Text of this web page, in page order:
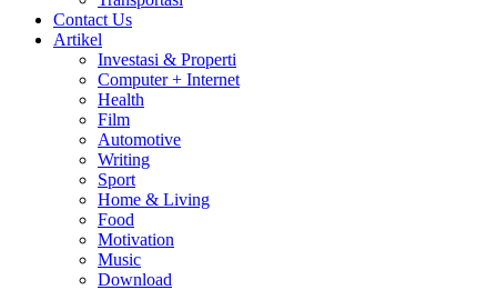
Contact Us
Artikel
Investasi & Properti
Computer + Internet
Health
Film
Automotive
Writing
Sport
Home & Living
Food
Motivation
Music
Download